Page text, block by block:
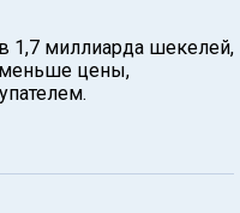
1,7 миллиарда шекелей,
цены,